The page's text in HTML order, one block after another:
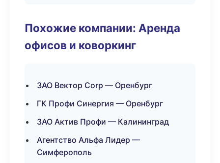
Похожие компании: Аренда
офисов и коворкинг
ЗАО Вектор Corp — Оренбург
ГК Профи Синергия — Оренбург
ЗАО Актив Профи — Калининград
Агентство Альфа Лидер —
Симферополь